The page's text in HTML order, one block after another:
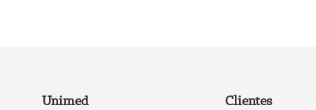
Unimed Clientes